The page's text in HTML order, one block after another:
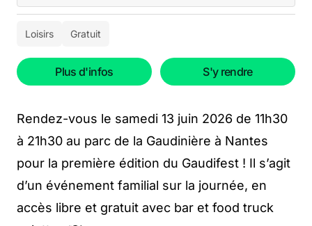
Loisirs Gratuit
Plus d'infos S'y rendre
Rendez-vous le samedi 13 juin 2026 de 11h30
à 21h30 au parc de la Gaudinière à Nantes
pour la première édition du Gaudifest ! Il s’agit
d’un événement familial sur la journée, en
accès libre et gratuit avec bar et food truck